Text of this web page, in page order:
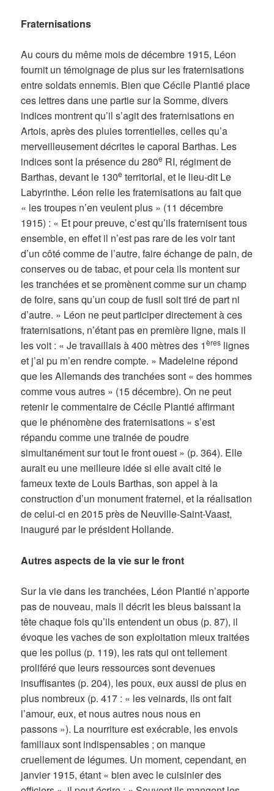
Fraternisations
Au cours du même mois de décembre 1915, Léon
fournit un témoignage de plus sur les fraternisations
entre soldats ennemis. Bien que Cécile Plantié place
ces lettres dans une partie sur la Somme, divers
indices montrent qu’il s’agit des fraternisations en
Artois, après des pluies torrentielles, celles qu’a
merveilleusement décrites le caporal Barthas. Les
indices sont la présence du 280e RI, régiment de
Barthas, devant le 130e territorial, et le lieu-dit Le
Labyrinthe. Léon relie les fraternisations au fait que
« les troupes n’en veulent plus » (11 décembre
1915) : « Et pour preuve, c’est qu’ils fraternisent tous
ensemble, en effet il n’est pas rare de les voir tant
d’un côté comme de l’autre, faire échange de pain, de
conserves ou de tabac, et pour cela ils montent sur
les tranchées et se promènent comme sur un champ
de foire, sans qu’un coup de fusil soit tiré de part ni
d’autre. » Léon ne peut participer directement à ces
fraternisations, n’étant pas en première ligne, mais il
les voit : « Je travaillais à 400 mètres des 1ères lignes
et j’ai pu m’en rendre compte. » Madeleine répond
que les Allemands des tranchées sont « des hommes
comme vous autres » (15 décembre). On ne peut
retenir le commentaire de Cécile Plantié affirmant
que le phénomène des fraternisations « s’est
répandu comme une trainée de poudre
simultanément sur tout le front ouest » (p. 364). Elle
aurait eu une meilleure idée si elle avait cité le
fameux texte de Louis Barthas, son appel à la
construction d’un monument fraternel, et la réalisation
de celui-ci en 2015 près de Neuville-Saint-Vaast,
inauguré par le président Hollande.
Autres aspects de la vie sur le front
Sur la vie dans les tranchées, Léon Plantié n’apporte
pas de nouveau, mais il décrit les bleus baissant la
tête chaque fois qu’ils entendent un obus (p. 87), il
évoque les vaches de son exploitation mieux traitées
que les poilus (p. 119), les rats qui ont tellement
proliféré que leurs ressources sont devenues
insuffisantes (p. 204), les poux, eux aussi de plus en
plus nombreux (p. 417 : « les veinards, ils ont fait
l’amour, eux, et nous autres nous nous en
passons »). La nourriture est exécrable, les envois
familiaux sont indispensables ; on manque
cruellement de légumes. Un moment, cependant, en
janvier 1915, étant « bien avec le cuisinier des